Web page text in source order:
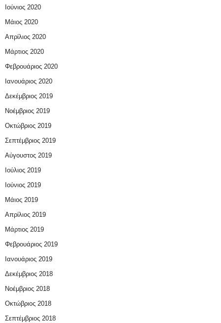
Ιούνιος 2020
Μάιος 2020
Απρίλιος 2020
Μάρτιος 2020
Φεβρουάριος 2020
Ιανουάριος 2020
Δεκέμβριος 2019
Νοέμβριος 2019
Οκτώβριος 2019
Σεπτέμβριος 2019
Αύγουστος 2019
Ιούλιος 2019
Ιούνιος 2019
Μάιος 2019
Απρίλιος 2019
Μάρτιος 2019
Φεβρουάριος 2019
Ιανουάριος 2019
Δεκέμβριος 2018
Νοέμβριος 2018
Οκτώβριος 2018
Σεπτέμβριος 2018